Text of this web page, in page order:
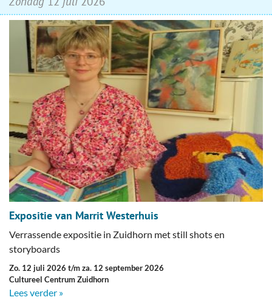
Expositie van Marrit Westerhuis
Verrassende expositie in Zuidhorn met still shots en
storyboards
zo. 12 juli 2026 t/m za. 12 september 2026
Cultureel Centrum Zuidhorn
Lees verder »